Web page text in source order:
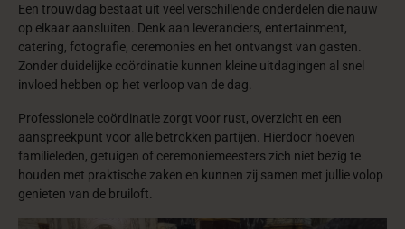
Een trouwdag bestaat uit veel verschillende onderdelen die nauw
op elkaar aansluiten. Denk aan leveranciers, entertainment,
catering, fotografie, ceremonies en het ontvangst van gasten.
Zonder duidelijke coördinatie kunnen kleine uitdagingen al snel
invloed hebben op het verloop van de dag.
Professionele coördinatie zorgt voor rust, overzicht en een
aanspreekpunt voor alle betrokken partijen. Hierdoor hoeven
familieleden, getuigen of ceremoniemeesters zich niet bezig te
houden met praktische zaken en kunnen zij samen met jullie volop
genieten van de bruiloft.